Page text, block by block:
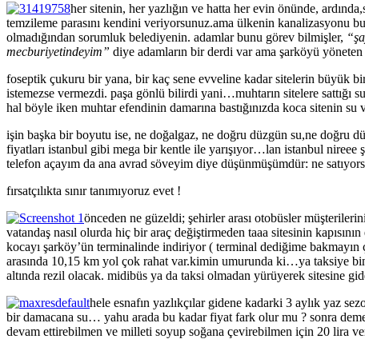
her sitenin, her yazlığın ve hatta her evin önünde,
temzileme parasını kendini veriyorsunuz.ama ülkenin kanalizasyonu
olmadığından sorumluk belediyenin. adamlar bunu görev bilmişler,
mecburiyetindeyim” diye adamların bir derdi var ama şarköyü
foseptik çukuru bir yana, bir kaç sene evveline kadar sitelerin büyük
istemezse vermezdi. paşa gönlü bilirdi yani…muhtarın sitelere sattığı
hal böyle iken muhtar efendinin damarına bastığınızda koca sitenin
işin başka bir boyutu ise, ne doğalgaz, ne doğru düzgün su,ne doğru
fiyatları istanbul gibi mega bir kentle ile yarışıyor…lan istanbul nireee
telefon açayım da ana avrad söveyim diye düşünmüşümdür: ne
fırsatçılıkta sınır tanımıyoruz evet !
önceden ne güzeldi; şehirler arası otobüsler
vatandaş nasıl olurda hiç bir araç değiştirmeden taaa sitesinin
kocayı şarköy’ün terminalinde indiriyor ( terminal dediğime
arasında 10,15 km yol çok rahat var.kimin umurunda ki…ya taksiye
altında rezil olacak. midibüs ya da taksi olmadan yürüyerek sitesine
hele esnafın yazlıkçılar gidene kadarki 3 aylık yaz
bir damacana su… yahu arada bu kadar fiyat fark olur mu ? sonra
devam ettirebilmen ve milleti soyup soğana çevirebilmen için 20 lira